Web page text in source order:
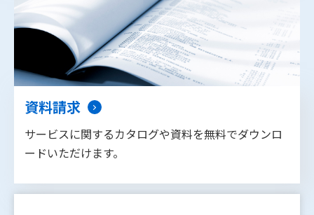
資料請求
サービスに関するカタログや資料を無料でダウンロ
ードいただけます。